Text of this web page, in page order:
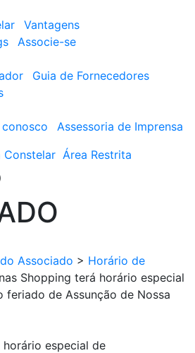
Vantagens
Associe-se
Guia de Fornecedores
conosco
Assessoria de Imprensa
Constelar Área Restrita
Associado > Horário de
Shopping terá horário especial
feriado de Assunção de Nossa
especial de